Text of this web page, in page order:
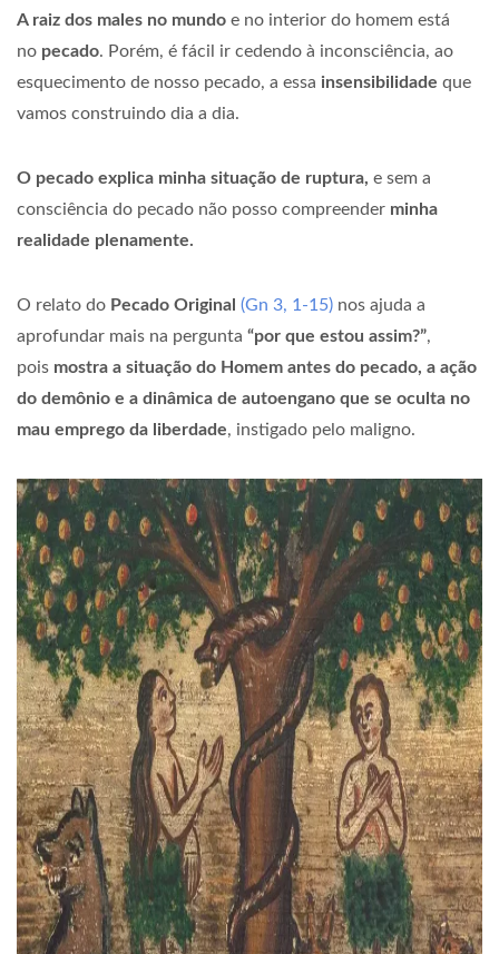
A raiz dos males no mundo e no interior do homem está
no pecado. Porém, é fácil ir cedendo à inconsciência, ao
esquecimento de nosso pecado, a essa insensibilidade que
vamos construindo dia a dia.
O pecado explica minha situação de ruptura, e sem a
consciência do pecado não posso compreender minha
realidade plenamente.
O relato do Pecado Original (Gn 3, 1-15) nos ajuda a
aprofundar mais na pergunta “por que estou assim?”,
pois mostra a situação do Homem antes do pecado, a ação
do demônio e a dinâmica de autoengano que se oculta no
mau emprego da liberdade, instigado pelo maligno.